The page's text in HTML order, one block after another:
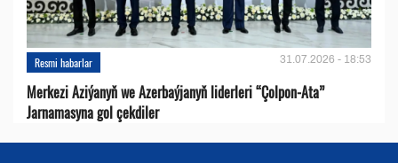
Resmi habarlar 31.07.2026 - 18:53
Merkezi Aziýanyň we Azerbaýjanyň liderleri “Çolpon-Ata”
Jarnamasyna gol çekdiler